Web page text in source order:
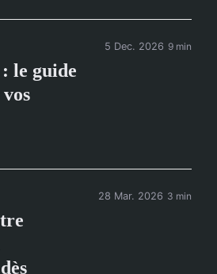
le guide
5 Dec. 2026 9 min
28 Mar. 2026 3 min